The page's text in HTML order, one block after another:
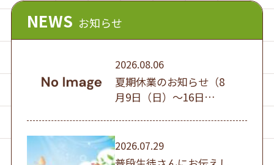
NEWS お知らせ
2026.08.06
夏期休業のお知らせ（8
月9日（日）～16日
2026.07.29